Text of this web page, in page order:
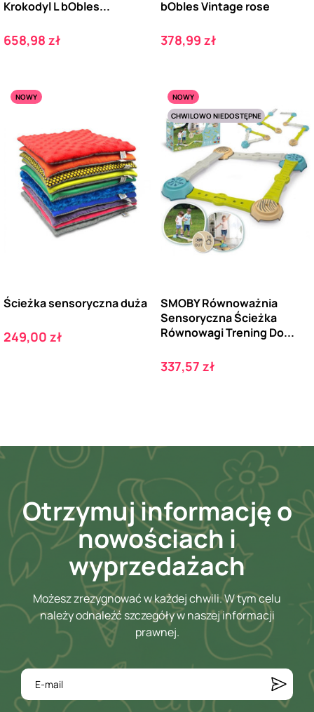
Krokodyl L bObles...
Cena
658,98 zł
bObles Vintage rose
Cena
378,99 zł
NOWY
Ścieżka sensoryczna duża
Cena
249,00 zł
NOWY
CHWILOWO NIEDOSTĘPNE
SMOBY Równoważnia
Sensoryczna Ścieżka
Równowagi Trening Do...
Cena
337,57 zł
Otrzymuj informację o
nowościach i
wyprzedażach
Możesz zrezygnować w każdej chwili. W tym celu
należy odnaleźć szczegóły w naszej informacji
prawnej.